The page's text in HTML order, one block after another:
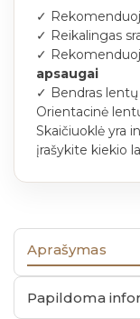
✓
✓ Reikalingas
✓
apsaugai
✓ Bendras lentų
Orientacinė
Skaičiuoklė yra
įrašykite kiekio
Aprašymas
Papildoma